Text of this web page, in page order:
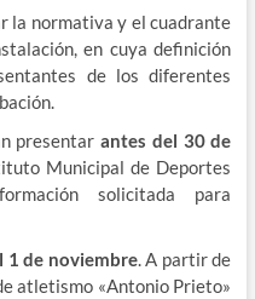
la normativa y el cuadrante
en cuya definición
de los diferentes
presentarantes del 30 de
Municipal de Deportes
solicitada para
1 de noviembre. A partir de
atletismo «Antonio Prieto»